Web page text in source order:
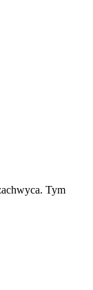
Tym